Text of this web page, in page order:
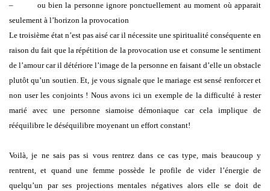
–
ou bien la personne ignore ponctuellement au moment où apparait
seulement à l’horizon la provocation
Le troisième état n’est pas aisé car il nécessite une spiritualité conséquente en
raison du fait que la répétition de la provocation use et consume le sentiment
de l’amour car il détériore l’image de la personne en faisant d’elle un obstacle
plutôt qu’un soutien.Et, je vous signale que le mariage est sensé renforcer et
non user les conjoints ! Nous avons ici un exemple de la difficulté à rester
marié avec une personne siamoise démoniaque car cela implique de
rééquilibre le déséquilibre moyenant un effort constant!
Voilà, je ne sais pas si vous rentrez dans ce cas type, mais beaucoup y
rentrent, et quand une femme possède le profile de vider l’énergie de
quelqu’un par ses projections mentales négatives alors elle se doit de